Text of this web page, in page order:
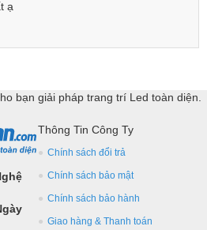
ạ
bạn giải pháp trang trí Led toàn diện.
Thông Tin Công Ty
Chính sách đổi trả
Chính sách bảo mật
Chính sách bảo hành
Giao hàng & Thanh toán